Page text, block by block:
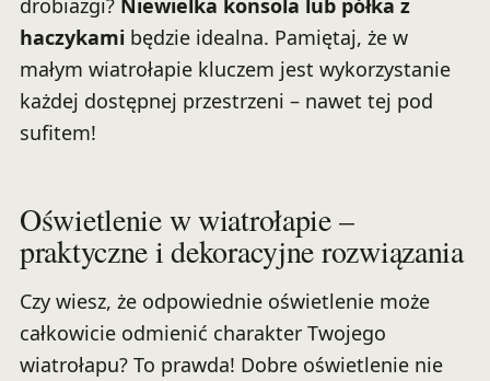
drobiazgi? Niewielka konsola lub półka z
haczykami będzie idealna. Pamiętaj, że w
małym wiatrołapie kluczem jest wykorzystanie
każdej dostępnej przestrzeni – nawet tej pod
sufitem!
Oświetlenie w wiatrołapie –
praktyczne i dekoracyjne rozwiązania
Czy wiesz, że odpowiednie oświetlenie może
całkowicie odmienić charakter Twojego
wiatrołapu? To prawda! Dobre oświetlenie nie